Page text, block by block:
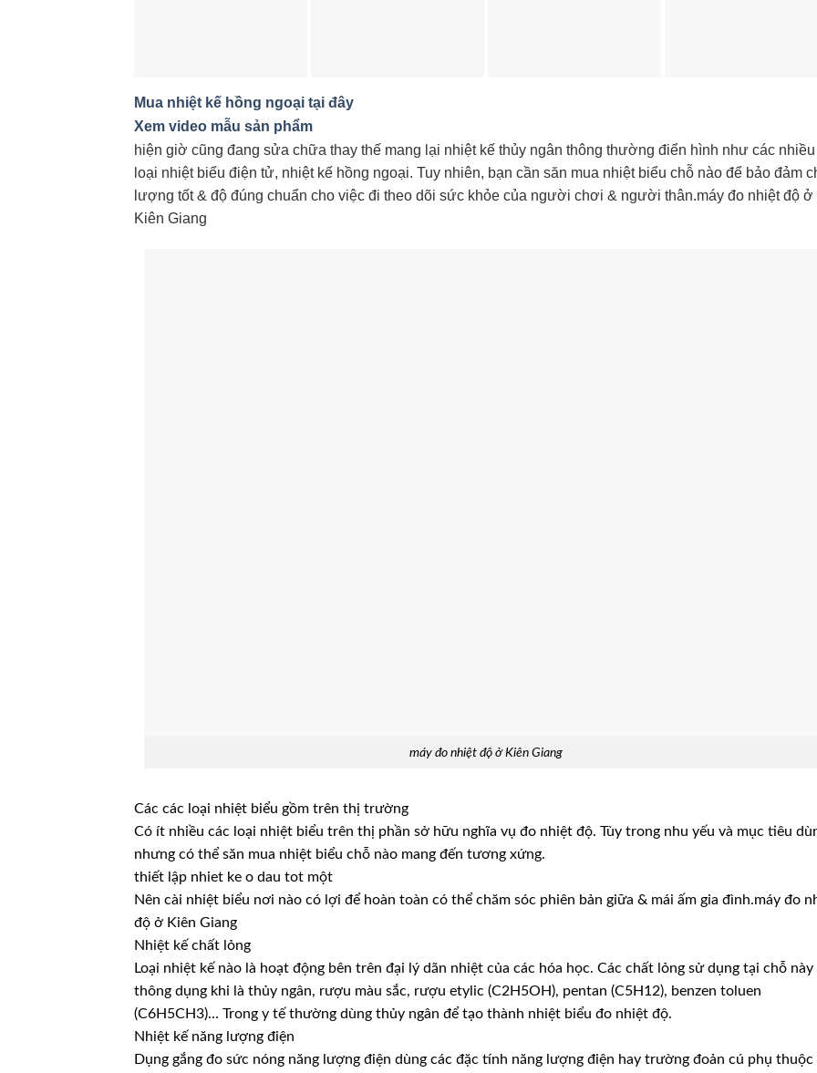
Mua nhiệt kế hồng ngoại tại đây
Xem video mẫu sản phẩm
hiện giờ cũng đang sửa chữa thay thế mang lại nhiệt kế thủy ngân thông thường điển hình như các nhiều
loại nhiệt biểu điện tử, nhiệt kế hồng ngoại. Tuy nhiên, bạn cần săn mua nhiệt biểu chỗ nào để bảo đảm
lượng tốt & độ đúng chuẩn cho việc đi theo dõi sức khỏe của người chơi & người thân.máy đo nhiệt độ ở
Kiên Giang
máy đo nhiệt độ ở Kiên Giang
Các các loại nhiệt biểu gồm trên thị trường
Có ít nhiều các loại nhiệt biểu trên thị phần sở hữu nghĩa vụ đo nhiệt độ. Tùy trong nhu yếu và mục tiêu
nhưng có thể săn mua nhiệt biểu chỗ nào mang đến tương xứng.
thiết lập nhiet ke o dau tot một
Nên cài nhiệt biểu nơi nào có lợi để hoàn toàn có thể chăm sóc phiên bản giữa & mái ấm gia đình.máy đo
độ ở Kiên Giang
Nhiệt kế chất lỏng
Loại nhiệt kế nào là hoạt động bên trên đại lý dãn nhiệt của các hóa học. Các chất lỏng sử dụng tại chỗ này
thông dụng khi là thủy ngân, rượu màu sắc, rượu etylic (C2H5OH), pentan (C5H12), benzen toluen
(C6H5CH3)… Trong y tế thường dùng thủy ngân để tạo thành nhiệt biểu đo nhiệt độ.
Nhiệt kế năng lượng điện
Dụng gắng đo sức nóng năng lượng điện dùng các đặc tính năng lượng điện hay trường đoản cú phụ thuộc